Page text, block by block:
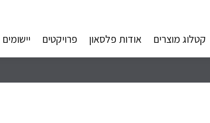
קטלוג מוצרים
אודות פלסאון פרויקטים יישומים